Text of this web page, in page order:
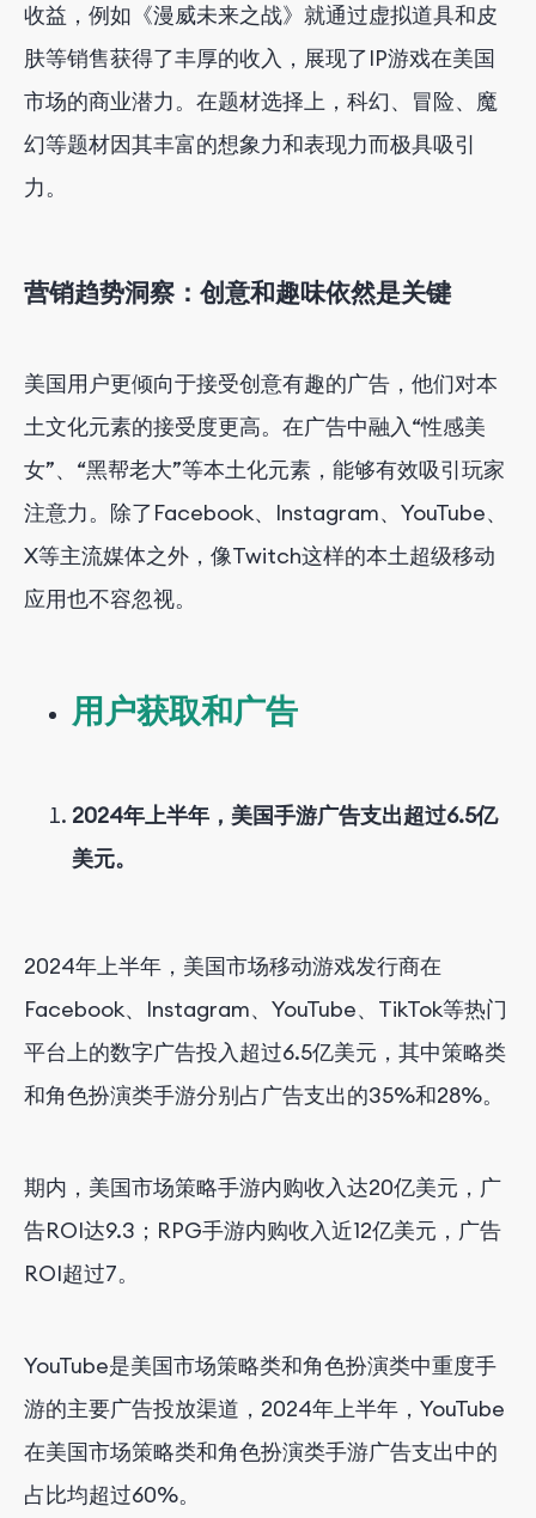
收益，例如《漫威未来之战》就通过虚拟道具和皮
肤等销售获得了丰厚的收入，展现了IP游戏在美国
市场的商业潜力。在题材选择上，科幻、冒险、魔
幻等题材因其丰富的想象力和表现力而极具吸引
力。
营销趋势洞察：创意和趣味依然是关键
美国用户更倾向于接受创意有趣的广告，他们对本
土文化元素的接受度更高。在广告中融入“性感美
女”、“黑帮老大”等本土化元素，能够有效吸引玩家
注意力。除了Facebook、Instagram、YouTube、
X等主流媒体之外，像Twitch这样的本土超级移动
应用也不容忽视。
用户获取和广告
2024年上半年，美国手游广告支出超过6.5亿
美元。
2024年上半年，美国市场移动游戏发行商在
Facebook、Instagram、YouTube、TikTok等热门
平台上的数字广告投入超过6.5亿美元，其中策略类
和角色扮演类手游分别占广告支出的35%和28%。
期内，美国市场策略手游内购收入达20亿美元，广
告ROI达9.3；RPG手游内购收入近12亿美元，广告
ROI超过7。
YouTube是美国市场策略类和角色扮演类中重度手
游的主要广告投放渠道，2024年上半年，YouTube
在美国市场策略类和角色扮演类手游广告支出中的
占比均超过60%。